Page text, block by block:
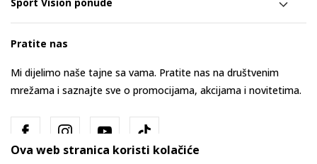
Pratite nas
Mi dijelimo naše tajne sa vama. Pratite nas na društvenim
mrežama i saznajte sve o promocijama, akcijama i novitetima.
Ova web stranica koristi kolačiće